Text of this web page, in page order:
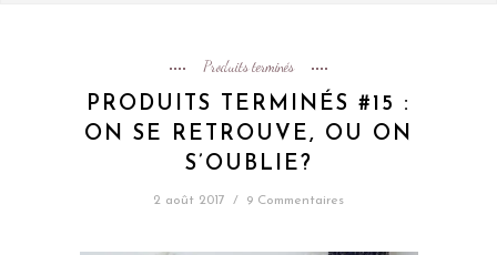
Produits terminés
PRODUITS TERMINÉS #15 :
ON SE RETROUVE, OU ON
S’OUBLIE?
2 août 2017 / 9 Commentaires